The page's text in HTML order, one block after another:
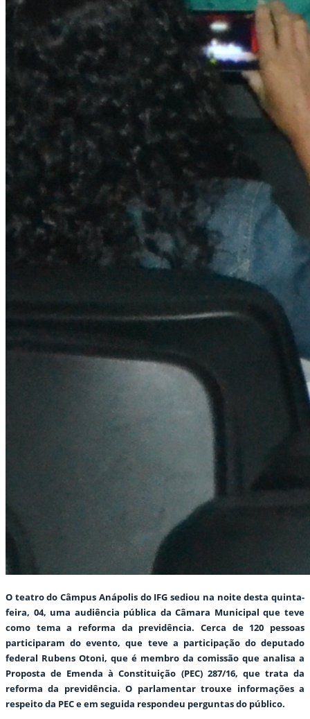
O teatro do Câmpus Anápolis do IFG sediou na noite desta quinta-
feira, 04, uma audiência pública da Câmara Municipal que teve
como tema a reforma da previdência. Cerca de 120 pessoas
participaram do evento, que teve a participação do deputado
federal Rubens Otoni, que é membro da comissão que analisa a
Proposta de Emenda à Constituição (PEC) 287/16, que trata da
reforma da previdência. O parlamentar trouxe informações a
respeito da PEC e em seguida respondeu perguntas do público.